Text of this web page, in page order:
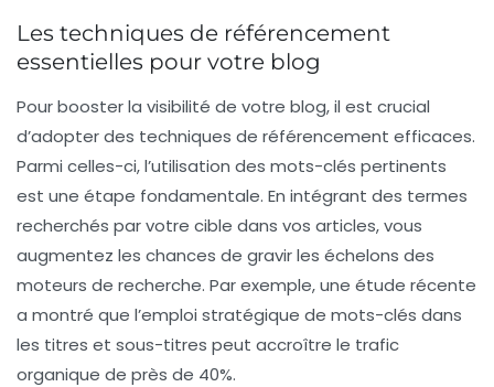
Les techniques de référencement
essentielles pour votre blog
Pour booster la visibilité de votre blog, il est crucial
d’adopter des techniques de référencement efficaces.
Parmi celles-ci, l’utilisation des mots-clés pertinents
est une étape fondamentale. En intégrant des termes
recherchés par votre cible dans vos articles, vous
augmentez les chances de gravir les échelons des
moteurs de recherche. Par exemple, une étude récente
a montré que l’emploi stratégique de mots-clés dans
les titres et sous-titres peut accroître le trafic
organique de près de 40%.